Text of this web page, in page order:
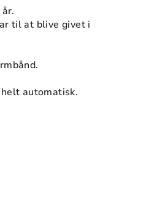
til at blive givet i
automatisk.